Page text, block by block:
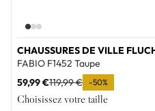
CHAUSSURES DE VILLE
FABIO F1452 Taupe
59,99 €119,99 € -50%
Choisissez votre taille